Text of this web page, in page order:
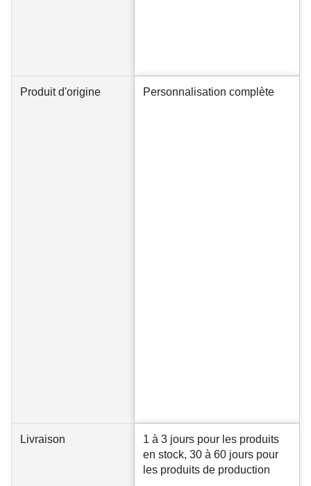
Produit d'origine Personnalisation complète
Livraison
1 à 3 jours pour les produits
en stock, 30 à 60 jours pour
les produits de production